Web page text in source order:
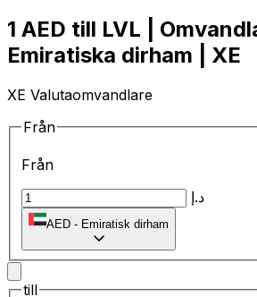
1 AED till LVL |
Emiratiska dirham | XE
XE Valutaomvandlare
Från
Från
د.إ
AED - Emiratisk dirham
till